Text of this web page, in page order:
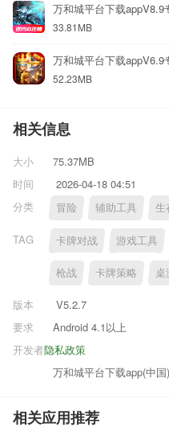
万和城平台下载appV8.9
33.81MB
万和城平台下载appV6.9
52.23MB
相关信息
大小
75.37MB
时间
2026-04-18 04:51
分类
冒险 辅助工具 生
TAG 卡牌对战 游戏工具
枪战 卡牌策略 桌
版本
V5.2.7
要求
Android 4.1以上
隐私政策
开发者
万和城平台下载app(中
相关应用推荐